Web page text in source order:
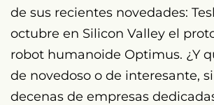
de sus recientes novedades:
octubre en Silicon Valley el
robot humanoide Optimus. ¿Y
de novedoso o de interesante,
decenas de empresas